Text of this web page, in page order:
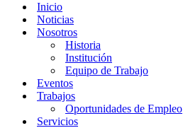
Inicio
Noticias
Nosotros
Historia
Institución
Equipo de Trabajo
Eventos
Trabajos
Oportunidades de Empleo
Servicios